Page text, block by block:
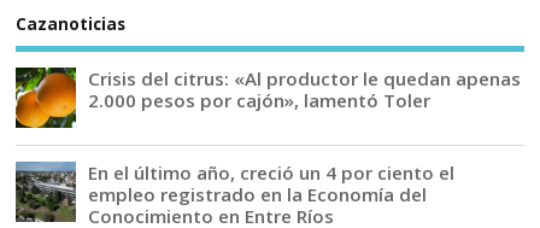
Cazanoticias
Crisis del citrus: «Al productor le quedan apenas
2.000 pesos por cajón», lamentó Toler
En el último año, creció un 4 por ciento el
empleo registrado en la Economía del
Conocimiento en Entre Ríos